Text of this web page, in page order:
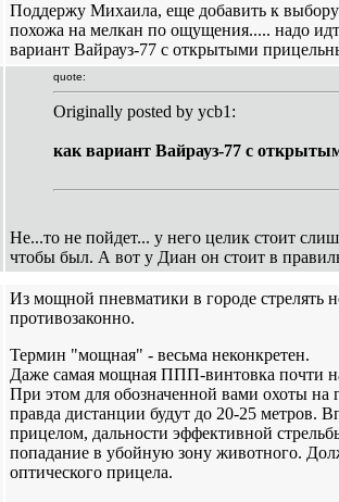
Поддержу Михаила, еще добавить к
похожа на мелкан по ощущения..... надо
вариант Вайрауз-77 с открытыми
quote:
Originally posted by ycb1:
как вариант Вайрауз-77 с
Не...то не пойдет... у него целик стоит
чтобы был. А вот у Диан он стоит в
Из мощной пневматики в городе стрелять
противозаконно.
Термин "мощная" - весьма неконкретен.
Даже самая мощная ППП-винтовка почти
При этом для обозначенной вами охоты на
правда дистанции будут до 20-25 метров.
прицелом, дальности эффективной
попадание в убойную зону животного.
оптического прицела.